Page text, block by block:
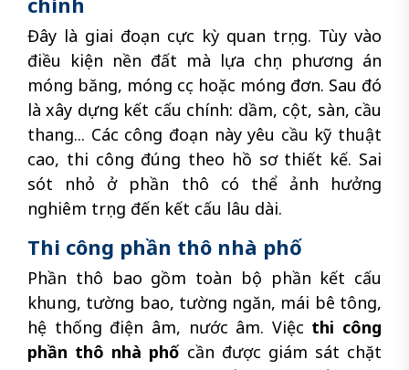
Đây là giai đoạn cực kỳ quan trọng. Tùy vào
điều kiện nền đất mà lựa chọn phương án
móng băng, móng cọc hoặc móng đơn. Sau đó
là xây dựng kết cấu chính: dầm, cột, sàn, cầu
thang... Các công đoạn này yêu cầu kỹ thuật
cao, thi công đúng theo hồ sơ thiết kế. Sai
sót nhỏ ở phần thô có thể ảnh hưởng
nghiêm trọng đến kết cấu lâu dài.
Thi công phần thô nhà phố
Phần thô bao gồm toàn bộ phần kết cấu
khung, tường bao, tường ngăn, mái bê tông,
hệ thống điện âm, nước âm. Việc thi công
phần thô nhà phốcần được giám sát chặt